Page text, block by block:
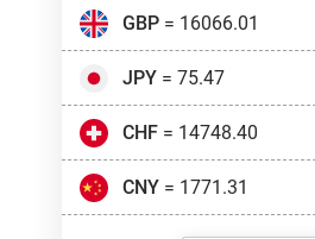
GBP= 16066.01
JPY= 75.47
CHF= 14748.40
CNY= 1771.31